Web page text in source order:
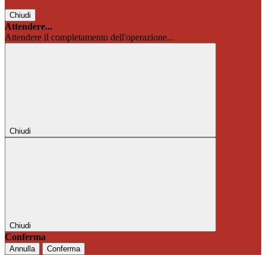
Chiudi
Attendere...
Attendere il completamento dell'operazione...
Chiudi
Chiudi
Conferma
Annulla Conferma